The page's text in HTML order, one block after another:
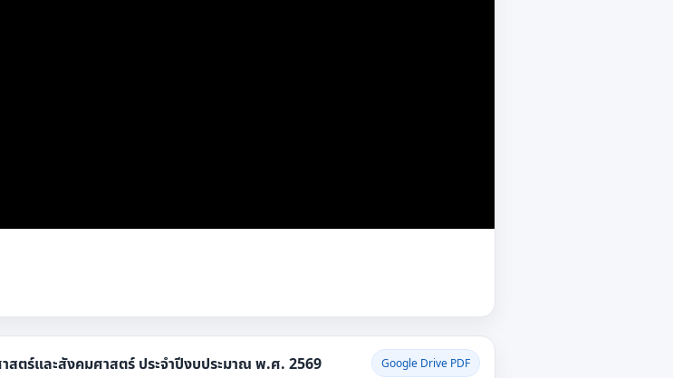
ตร์และสังคมศาสตร์ ประจำปีงบประมาณ พ.ศ. 2569 Google Drive PDF